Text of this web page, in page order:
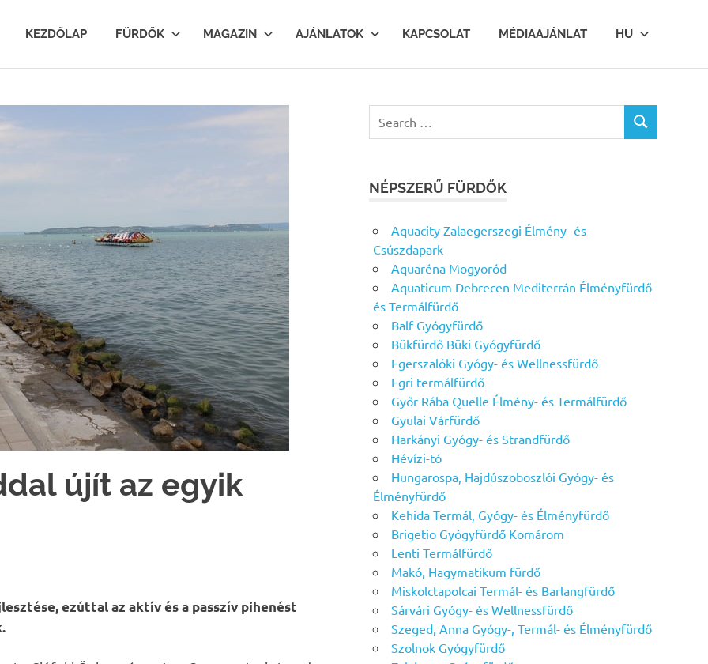
KEZDŐLAP FÜRDŐK MAGAZIN AJÁNLATOK KAPCSOLAT MÉDIAAJÁNLAT HU
újít az egyik
ezúttal az aktív és a passzív pihenést
for:
SEARCH
NÉPSZERŰ FÜRDŐK
Aquacity Zalaegerszegi Élmény- és
Csúszdapark
Aquaréna Mogyoród
Aquaticum Debrecen Mediterrán Élményfürdő
és Termálfürdő
Balf Gyógyfürdő
Bükfürdő Büki Gyógyfürdő
Egerszalóki Gyógy- és Wellnessfürdő
Egri termálfürdő
Győr Rába Quelle Élmény- és Termálfürdő
Gyulai Várfürdő
Harkányi Gyógy- és Strandfürdő
Hévízi-tó
Hungarospa, Hajdúszoboszlói Gyógy- és
Élményfürdő
Kehida Termál, Gyógy- és Élményfürdő
Brigetio Gyógyfürdő Komárom
Lenti Termálfürdő
Makó, Hagymatikum fürdő
Miskolctapolcai Termál- és Barlangfürdő
Sárvári Gyógy- és Wellnessfürdő
Szeged, Anna Gyógy-, Termál- és Élményfürdő
Szolnok Gyógyfürdő